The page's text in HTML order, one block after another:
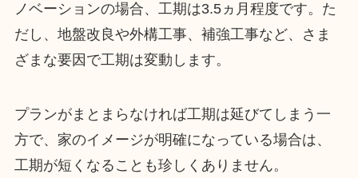
ノベーションの場合、工期は3.5ヵ月程度です。た
だし、地盤改良や外構工事、補強工事など、さま
ざまな要因で工期は変動します。
プランがまとまらなければ工期は延びてしまう一
方で、家のイメージが明確になっている場合は、
工期が短くなることも珍しくありません。